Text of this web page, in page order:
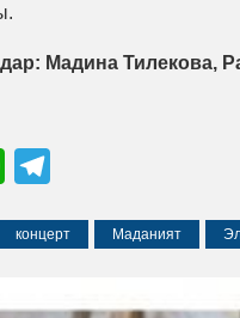
Мадина Тилекова,
WhatsApp
концерт Маданият